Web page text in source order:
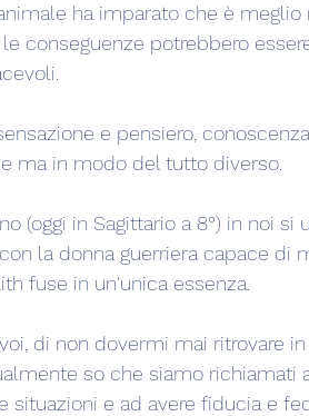
ha imparato che è meglio
conseguenze potrebbero
e pensiero,
ma in modo del tutto diverso.
(oggi in Sagittario a 8°) in noi
la donna guerriera capace di
fuse in un'unica essenza.
di non dovermi mai ritrovare
so che siamo richiamati
e ad avere fiducia e